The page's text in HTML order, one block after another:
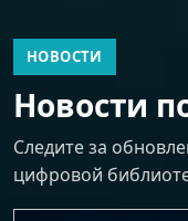
НОВОСТИ
Новости
Следите за
цифровой